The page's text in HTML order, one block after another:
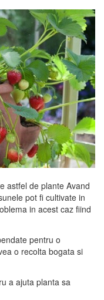
astfel de plante Avand
pot fi cultivate in
in acest caz fiind
pentru o
o recolta bogata si
a ajuta planta sa